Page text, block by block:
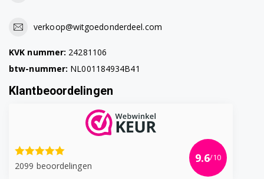
verkoop@witgoedonderdeel.com
KVK nummer: 24281106
btw-nummer: NL001184934B41
Klantbeoordelingen
2099 beoordelingen
9.6/10